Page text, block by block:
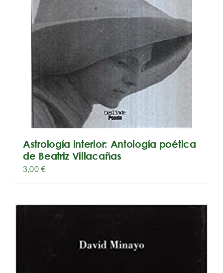
Astrología interior: Antología poética
de Beatriz Villacañas
3,00€